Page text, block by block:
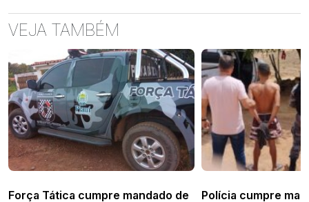
VEJA TAMBÉM
Força Tática cumpre mandado de
Polícia cumpre